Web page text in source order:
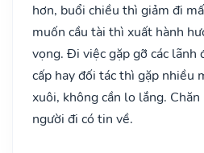
hơn, buổi chiều thì giảm đi
muốn cầu tài thì xuất hành
vọng. Đi việc gặp gỡ các lãnh
cấp hay đối tác thì gặp nhiều
xuôi, không cần lo lắng.
người đi có tin về.